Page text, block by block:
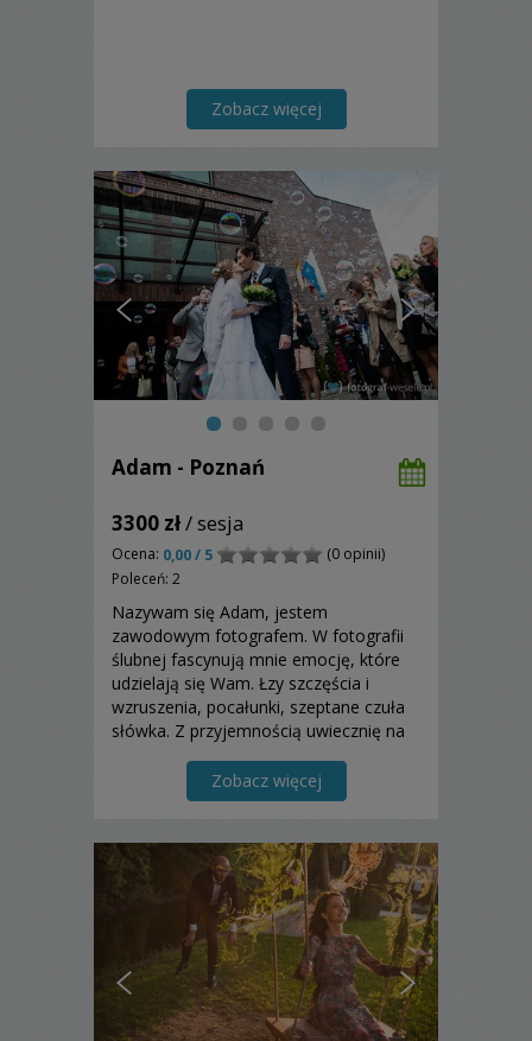
Zobacz więcej
Adam - Poznań
3300 zł/ sesja
Ocena: 0,00 / 5
(0 opinii)
Poleceń: 2
Nazywam się Adam, jestem
zawodowym fotografem. W fotografii
ślubnej fascynują mnie emocję, które
udzielają się Wam. Łzy szczęścia i
wzruszenia, pocałunki, szeptane czuła
słówka. Z przyjemnością uwiecznię na
Waszym życiu.Zobacz więcej